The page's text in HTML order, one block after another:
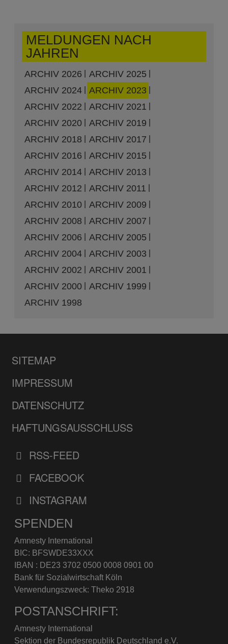
MELDUNGEN NACH
JAHREN
ARCHIV 2026
ARCHIV 2025
ARCHIV 2024
ARCHIV 2023
ARCHIV 2022
ARCHIV 2021
ARCHIV 2020
ARCHIV 2019
ARCHIV 2018
ARCHIV 2017
ARCHIV 2016
ARCHIV 2015
ARCHIV 2014
ARCHIV 2013
ARCHIV 2012
ARCHIV 2011
ARCHIV 2010
ARCHIV 2009
ARCHIV 2008
ARCHIV 2007
ARCHIV 2006
ARCHIV 2005
ARCHIV 2004
ARCHIV 2003
ARCHIV 2002
ARCHIV 2001
ARCHIV 2000
ARCHIV 1999
ARCHIV 1998
SITEMAP
IMPRESSUM
DATENSCHUTZ
HAFTUNGSAUSSCHLUSS
RSS-FEED
FACEBOOK
INSTAGRAM
SPENDEN
Amnesty International
BIC: BFSWDE33XXX
IBAN : DE23 3702 0500 0008 0901 00
Bank für Sozialwirtschaft Köln
Verwendungszweck: Theko 2918
POSTANSCHRIFT:
Amnesty International
Sektion der Bundesrepublik Deutschland e.V.